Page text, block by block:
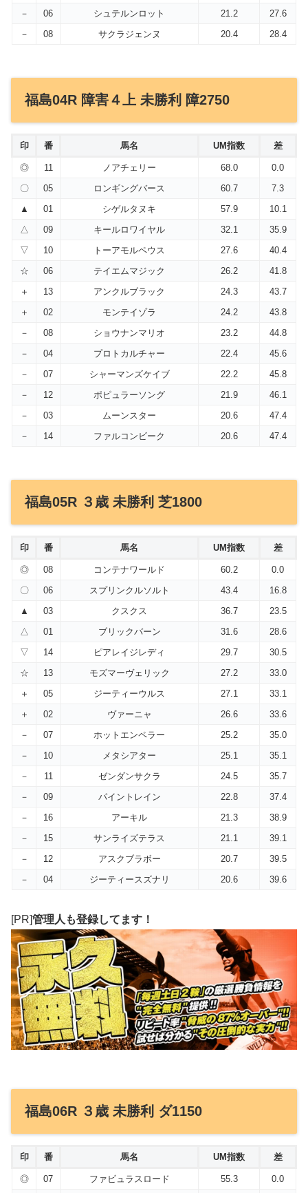
－ 06 シュテルンロット 21.2
27.6
－
08 サクラジェンヌ 20.4 28.4
福島04R 障害４上 未勝利 障2750
印 番 馬名 UM指数 差
◎ 11 ノアチェリー 68.0
0.0
〇
05 ロンギングバース 60.7
7.3
▲
01 シゲルタヌキ 57.9
10.1
△
09 キールロワイヤル 32.1
35.9
▽
10 トーアモルペウス 27.6
40.4
☆
06 テイエムマジック 26.2
41.8
＋
13 アンクルブラック 24.3
43.7
＋
02 モンテイゾラ 24.2
43.8
－
08 ショウナンマリオ 23.2
44.8
－
04 プロトカルチャー 22.4
45.6
－
07 シャーマンズケイブ 22.2
45.8
－
12 ポピュラーソング 21.9
46.1
－
03 ムーンスター 20.6
47.4
－
14 ファルコンビーク 20.6 47.4
福島05R ３歳 未勝利 芝1800
印 番 馬名 UM指数 差
◎ 08 コンテナワールド 60.2
0.0
〇
06 スプリンクルソルト 43.4
16.8
▲
03 クスクス 36.7
23.5
△
01 ブリックバーン 31.6
28.6
▽
14 ピアレイジレディ 29.7
30.5
☆
13 モズマーヴェリック 27.2
33.0
＋
05 ジーティーウルス 27.1
33.1
＋
02 ヴァーニャ 26.6
33.6
－
07 ホットエンペラー 25.2
35.0
－
10 メタシアター 25.1
35.1
－
11 ゼンダンサクラ 24.5
35.7
－
09 パイントレイン 22.8
37.4
－
16 アーキル 21.3
38.9
－
15 サンライズテラス 21.1
39.1
－
12 アスクブラボー 20.7
39.5
－
04 ジーティースズナリ 20.6 39.6
[PR]管理人も登録してます！
福島06R ３歳 未勝利 ダ1150
印 番 馬名 UM指数 差
◎ 07 ファビュラスロード 55.3
0.0